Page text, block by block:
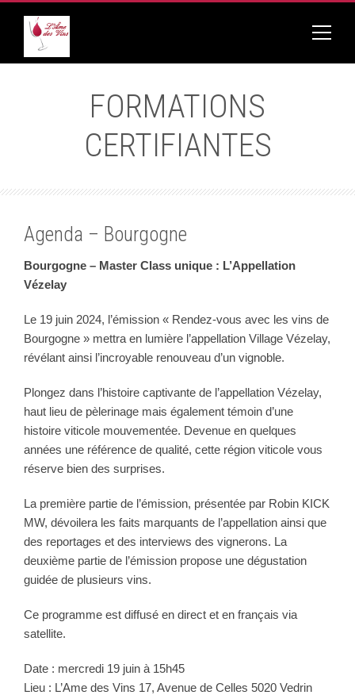
FORMATIONS
CERTIFIANTES
Agenda – Bourgogne
Bourgogne – Master Class unique : L’Appellation
Vézelay
Le 19 juin 2024, l’émission « Rendez-vous avec les vins de
Bourgogne » mettra en lumière l’appellation Village Vézelay,
révélant ainsi l’incroyable renouveau d’un vignoble.
Plongez dans l’histoire captivante de l’appellation Vézelay,
haut lieu de pèlerinage mais également témoin d’une
histoire viticole mouvementée. Devenue en quelques
années une référence de qualité, cette région viticole vous
réserve bien des surprises.
La première partie de l’émission, présentée par Robin KICK
MW, dévoilera les faits marquants de l’appellation ainsi que
des reportages et des interviews des vignerons. La
deuxième partie de l’émission propose une dégustation
guidée de plusieurs vins.
Ce programme est diffusé en direct et en français via
satellite.
Date : mercredi 19 juin à 15h45
Lieu : L’Ame des Vins 17, Avenue de Celles 5020 Vedrin